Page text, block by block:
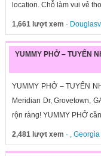
location. Chỗ làm vui vẻ
1,661 lượt xem ·
YUMMY PHỞ – TUYỂN
YUMMY PHỞ – TUYỂN
Meridian Dr, Grovetown,
rộn ràng! YUMMY PHỞ
2,481 lượt xem · , Georgia